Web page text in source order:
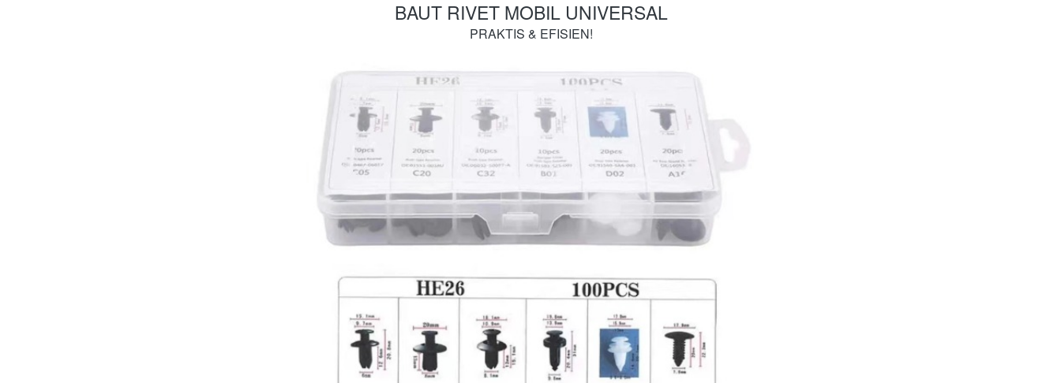
BAUT RIVET MOBIL UNIVERSAL
PRAKTIS & EFISIEN!